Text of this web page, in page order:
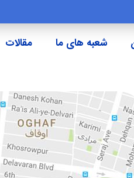
شعبه های ما مقالات